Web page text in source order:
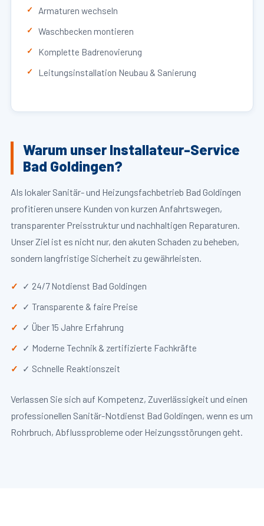
Armaturen wechseln
Waschbecken montieren
Komplette Badrenovierung
Leitungsinstallation Neubau & Sanierung
Warum unser Installateur-Service
Bad Goldingen?
Als lokaler Sanitär- und Heizungsfachbetrieb Bad Goldingen
profitieren unsere Kunden von kurzen Anfahrtswegen,
transparenter Preisstruktur und nachhaltigen Reparaturen.
Unser Ziel ist es nicht nur, den akuten Schaden zu beheben,
sondern langfristige Sicherheit zu gewährleisten.
✓ 24/7 Notdienst Bad Goldingen
✓ Transparente & faire Preise
✓ Über 15 Jahre Erfahrung
✓ Moderne Technik & zertifizierte Fachkräfte
✓ Schnelle Reaktionszeit
Verlassen Sie sich auf Kompetenz, Zuverlässigkeit und einen
professionellen Sanitär-Notdienst Bad Goldingen, wenn es um
Rohrbruch, Abflussprobleme oder Heizungsstörungen geht.